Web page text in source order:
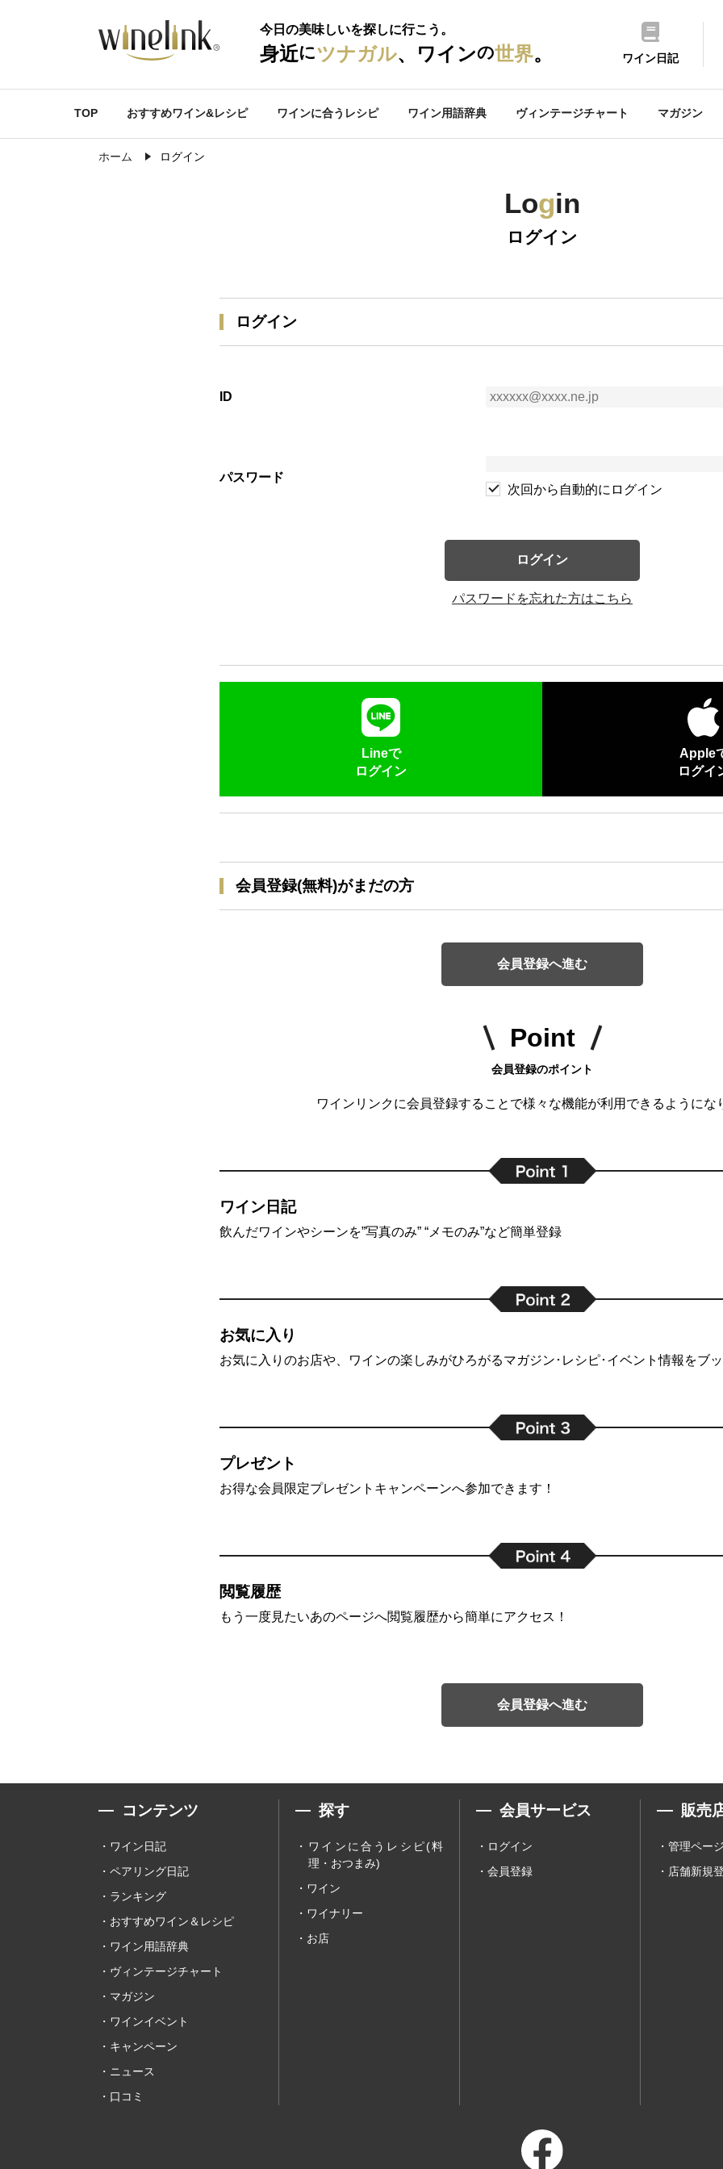
今日の美味しいを探しに行こう。
身近にツナガル、ワインの世界。 ワイン日記
TOP おすすめワイン&レシピ ワインに合うレシピ ワイン用語辞典 ヴィンテージチャート マガジン
ホーム ログイン
Login
ログイン
ログイン
ID
パスワード
次回から自動的にログイン
ログイン
パスワードを忘れた方はこちら
Lineで
ログイン
Apple
ログイ
会員登録(無料)がまだの方
会員登録へ進む
Point
会員登録のポイント
ワインリンクに会員登録することで様々な機能が利用できるようにな
ワイン日記
飲んだワインやシーンを”写真のみ” “メモのみ”など簡単登録
お気に入り
お気に入りのお店や、ワインの楽しみがひろがるマガジン･レシピ･イベント情報をブ
プレゼント
お得な会員限定プレゼントキャンペーンへ参加できます！
閲覧履歴
もう一度見たいあのページへ閲覧履歴から簡単にアクセス！
会員登録へ進む
コンテンツ
ワイン日記
ペアリング日記
ランキング
おすすめワイン＆レシピ
ワイン用語辞典
ヴィンテージチャート
マガジン
ワインイベント
キャンペーン
ニュース
口コミ
探す
ワインに合うレシピ(料
理・おつまみ)
ワイン
ワイナリー
お店
会員サービス
ログイン
会員登録
販売
管理ペー
店舗新規